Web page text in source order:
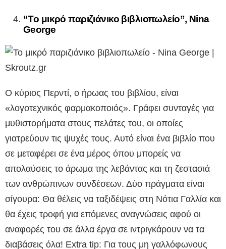
“Το μικρό παριζιάνικο βιβλιοπωλείο”, Nina
George
Ο κύριος Περντί, ο ήρωας του βιβλίου, είναι
«λογοτεχνικός φαρμακοποιός». Γράφει συνταγές για
μυθιστορήματα στους πελάτες του, οι οποίες
γιατρεύουν τις ψυχές τους. Αυτό είναι ένα βιβλίο που
σε μεταφέρει σε ένα μέρος όπου μπορείς να
απολαύσεις το άρωμα της λεβάντας και τη ζεστασιά
των ανθρώπινων συνδέσεων. Δύο πράγματα είναι
σίγουρα: Θα θέλεις να ταξιδέψεις στη Νότια Γαλλία και
θα έχεις τροφή για επόμενες αναγνώσεις αφού οι
αναφορές του σε άλλα έργα σε ιντριγκάρουν να τα
διαβάσεις όλα! Extra tip: Για τους μη γαλλόφωνους